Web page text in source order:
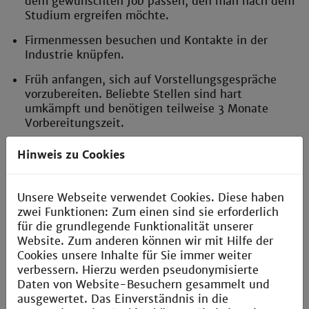
Studium ergreifen möchte.
Firmenmessen besuchen und Kontakte in der
Industrie knüpfen.
Früh anfangen, sich auf Vorstellungsgespräche
vorzubereiten. Beliebte Stellen sind hart
umkämpft und benötigen teilweise 3 Monate
Vorbereitungszeit.
Warum haben Sie Medizintechnik im Bachelor und
Ich habe mich für den Bachelorstudiengang
Medizintechnik beworben, weil es eine schöne
Schnittstelle zwischen Elektrotechnik, Informatik und
Biologie darstellt. Diese Fächer fand ich schon in der
Schulzeit gut. Während des Studiums entdeckte ich
jedoch meine Begeisterung für die
Softwareentwicklung, weshalb ich meinen Master in
Technischer Informatik wählte.
Hinweis zu Cookies
Unsere Webseite verwendet Cookies. Diese haben
zwei Funktionen: Zum einen sind sie erforderlich
für die grundlegende Funktionalität unserer
Website. Zum anderen können wir mit Hilfe der
Cookies unsere Inhalte für Sie immer weiter
verbessern. Hierzu werden pseudonymisierte
Daten von Website-Besuchern gesammelt und
ausgewertet. Das Einverständnis in die